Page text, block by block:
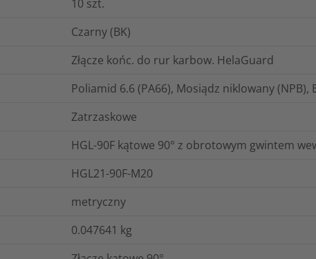
10 szt.
Czarny (BK)
Złącze końc. do rur karbow. HelaGuard
Poliamid 6.6 (PA66), Mosiądz niklowany
Zatrzaskowe
HGL-90F kątowe 90° z obrotowym gwintem
HGL21-90F-M20
metryczny
0.047641 kg